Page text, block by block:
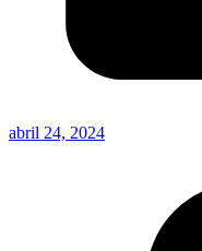
abril 24, 2024